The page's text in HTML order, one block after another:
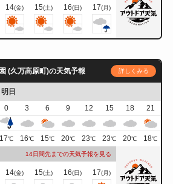
14(金) 15(土) 16(日) 17(月)
(久万高原町)の天気予報 詳しくみる
明日
0 3 6 9 12 15 18
21
17℃ 16℃ 15℃ 20℃ 23℃ 23℃ 20℃ 18℃
14日間先までの天気予報を見る
14(金) 15(土) 16(日) 17(月)